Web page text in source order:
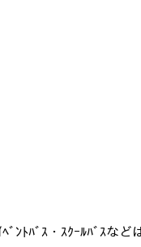
ﾞﾝﾄﾊﾞｽ・ｽｸｰﾙﾊﾞｽな